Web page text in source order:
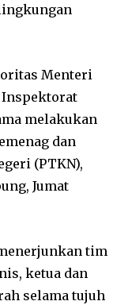
Menteri
Inspektorat
melakukan
dan
(PTKN),
Jumat
tim
ketua dan
selama tujuh